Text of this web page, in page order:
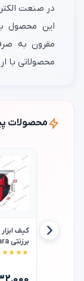
در صنعت
این محصول
مقرون به
محصولاتی با
محصولات
برزنتی zara